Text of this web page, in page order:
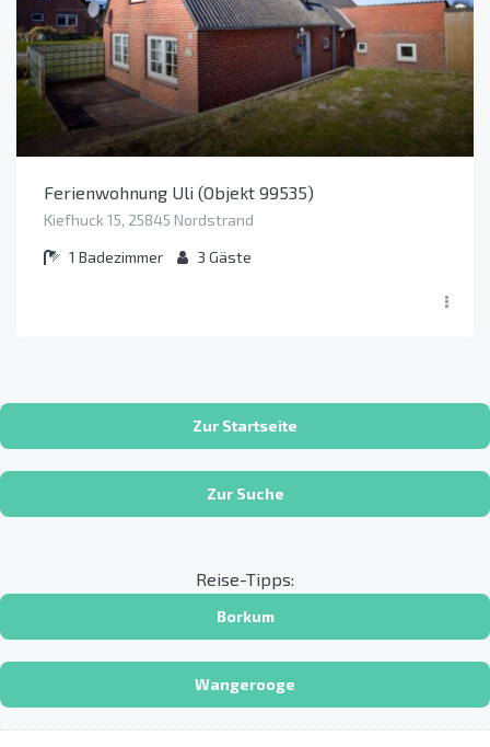
Ferienwohnung Uli (Objekt 99535)
Kiefhuck 15, 25845 Nordstrand
1 Badezimmer 3 Gäste
Zur Startseite
Zur Suche
Reise-Tipps:
Borkum
Wangerooge